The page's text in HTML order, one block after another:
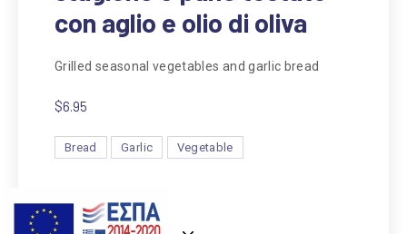
con aglio e olio di oliva
Grilled seasonal vegetables and garlic bread
$6.95
Bread Garlic Vegetable